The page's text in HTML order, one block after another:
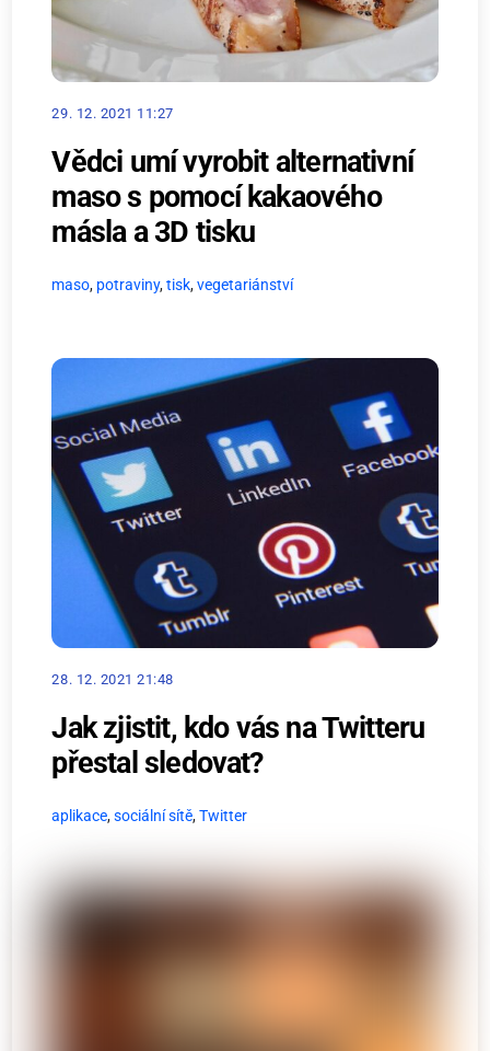
29. 12. 2021 11:27
Vědci umí vyrobit alternativní
maso s pomocí kakaového
másla a 3D tisku
maso, potraviny,tisk,vegetariánství
28. 12. 2021 21:48
Jak zjistit, kdo vás na Twitteru
přestal sledovat?
aplikace,sociální sítě,Twitter